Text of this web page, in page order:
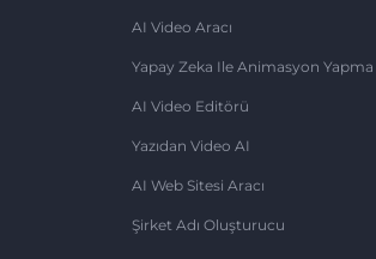
AI Video Aracı
Yapay Zeka Ile Animasyon Yapma
AI Video Editörü
Yazıdan Video AI
AI Web Sitesi Aracı
Şirket Adı Oluşturucu